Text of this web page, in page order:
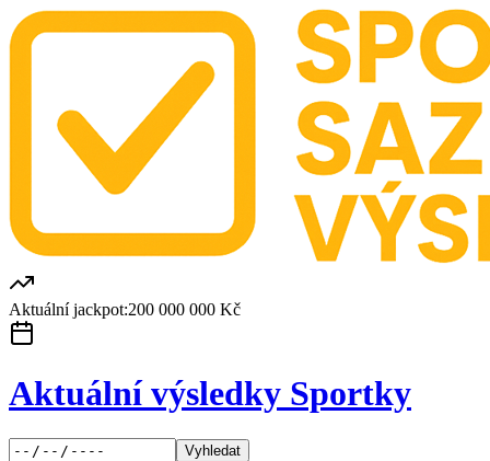
Aktuální jackpot:200 000 000 Kč
Aktuální výsledky Sportky
Vyhledat